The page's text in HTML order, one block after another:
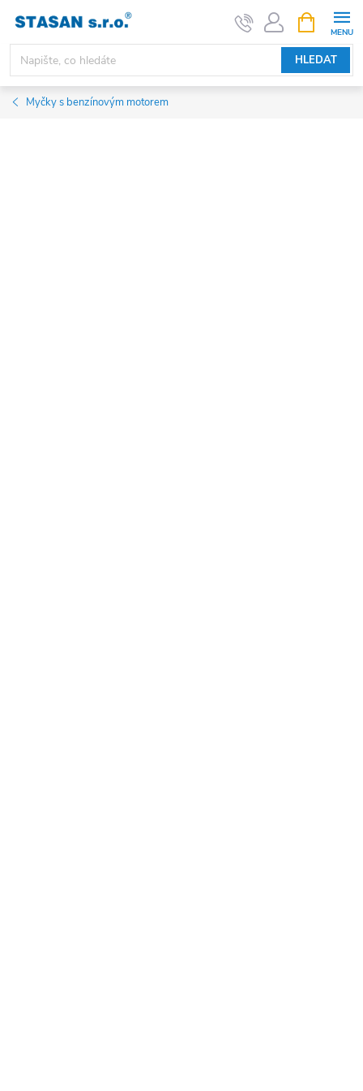
obsah
HLEDAT
NÁKUPNÍ
KOŠÍK
Myčky s benzínovým motorem